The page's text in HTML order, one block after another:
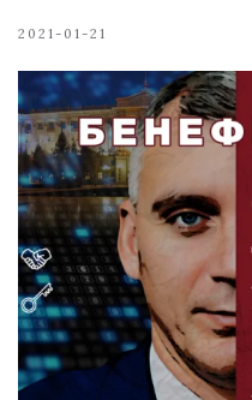
2021-01-21